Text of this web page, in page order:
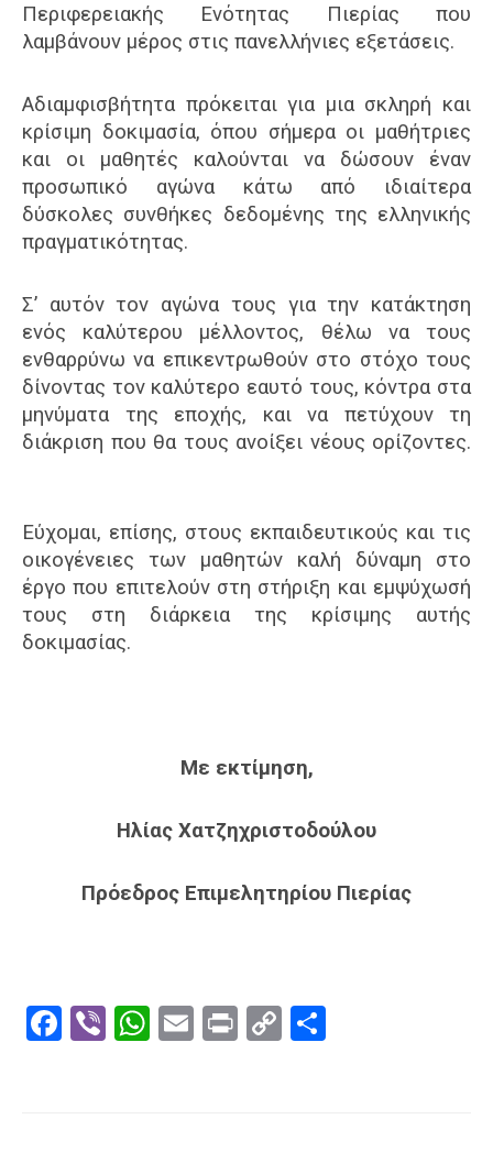
Περιφερειακής Ενότητας Πιερίας που
λαμβάνουν μέρος στις πανελλήνιες εξετάσεις.
Αδιαμφισβήτητα πρόκειται για μια σκληρή και
κρίσιμη δοκιμασία, όπου σήμερα οι μαθήτριες
και οι μαθητές καλούνται να δώσουν έναν
προσωπικό αγώνα κάτω από ιδιαίτερα
δύσκολες συνθήκες δεδομένης της ελληνικής
πραγματικότητας.
Σ’ αυτόν τον αγώνα τους για την κατάκτηση
ενός καλύτερου μέλλοντος, θέλω να τους
ενθαρρύνω να επικεντρωθούν στο στόχο τους
δίνοντας τον καλύτερο εαυτό τους, κόντρα στα
μηνύματα της εποχής, και να πετύχουν τη
διάκριση που θα τους ανοίξει νέους ορίζοντες.
Εύχομαι, επίσης, στους εκπαιδευτικούς και τις
οικογένειες των μαθητών καλή δύναμη στο
έργο που επιτελούν στη στήριξη και εμψύχωσή
τους στη διάρκεια της κρίσιμης αυτής
δοκιμασίας.
Με εκτίμηση,
Ηλίας Χατζηχριστοδούλου
Πρόεδρος Επιμελητηρίου Πιερίας
Facebook
ViberWhatsApp
EmailPrintCopy